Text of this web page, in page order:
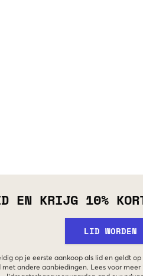
EN KRIJG 10%
LID WORDEN
op je eerste aankoop als lid en geldt
andere aanbiedingen. Lees voor